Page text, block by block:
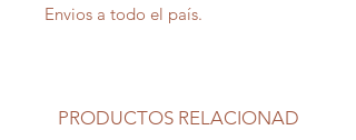
Envios a todo el país.
PRODUCTOS RELACIONAD